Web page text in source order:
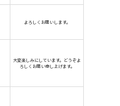
よろしくお願いします。
大変楽しみにしています。どうぞよ
ろしくお願い申し上げます。